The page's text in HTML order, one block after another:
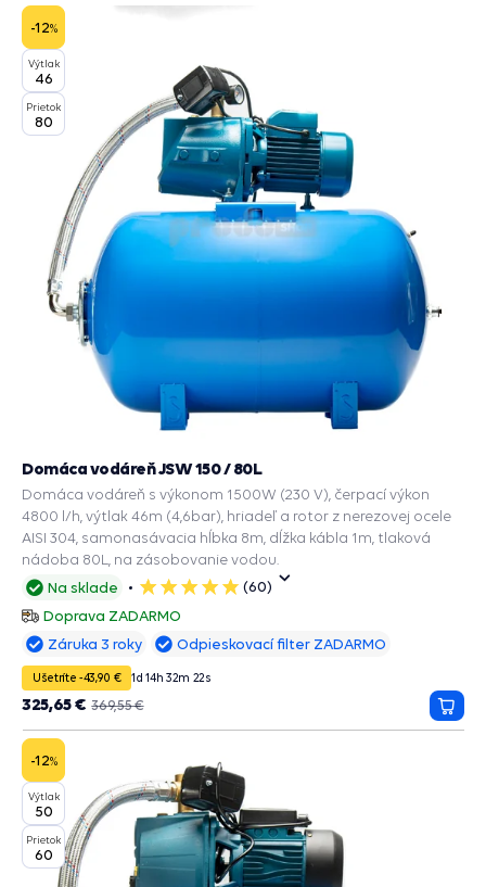
-12%
Výtlak
46
Prietok
80
Na sklade
5
hviezdičiek
(60)
Doprava ZADARMO
Domáca vodáreň JSW 150 / 80L
Domáca vodáreň s výkonom 1500W (230 V), čerpací výkon
4800 l/h, výtlak 46m (4,6bar), hriadeľ a rotor z nerezovej ocele
AISI 304, samonasávacia hĺbka 8m, dĺžka kábla 1m, tlaková
nádoba 80L, na zásobovanie vodou.
Záruka 3 roky Odpieskovací filter ZADARMO
Ušetríte -43,90 € 1d 14h 32m 20s
369,55 €
325,65 €
do
-12%
Výtlak
50
Prietok
60